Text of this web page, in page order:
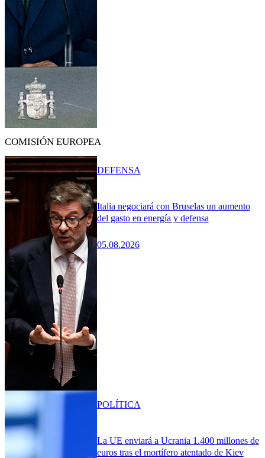
COMISIÓN EUROPEA
Italia negociará con Bruselas un aumento
del gasto en energía y defensa
05.08.2026
DEFENSA
La UE enviará a Ucrania 1.400 millones de
euros tras el mortífero atentado de Kiev
POLÍTICA